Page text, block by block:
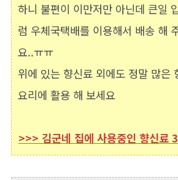
하니 불편이 이만저만 아닌데 큰일
럼 우체국택배를 이용해서 배송 해
요..ㅠㅠ
위에 있는 향신료 외에도 정말 많은
요리에 활용 해 보세요
>>> 김군네 집에 사용중인 향신료